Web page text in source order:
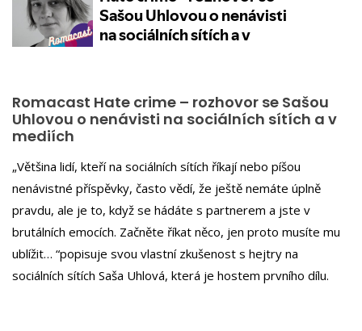
Romacast Hate crime – rozhovor se Sašou
Uhlovou o nenávisti na sociálních sítích a v
mediích
„Většina lidí, kteří na sociálních sítích říkají nebo píšou
nenávistné příspěvky, často vědí, že ještě nemáte úplně
pravdu, ale je to, když se hádáte s partnerem a jste v
brutálních emocích. Začněte říkat něco, jen proto musíte mu
ublížit… “popisuje svou vlastní zkušenost s hejtry na
sociálních sítích Saša Uhlová, která je hostem prvního dílu.